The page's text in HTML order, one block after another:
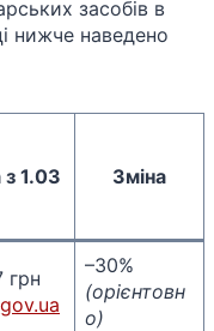
засобів в
нижче наведено
з 1.03 Зміна
грн​
–30%
(орієнтовн
о)